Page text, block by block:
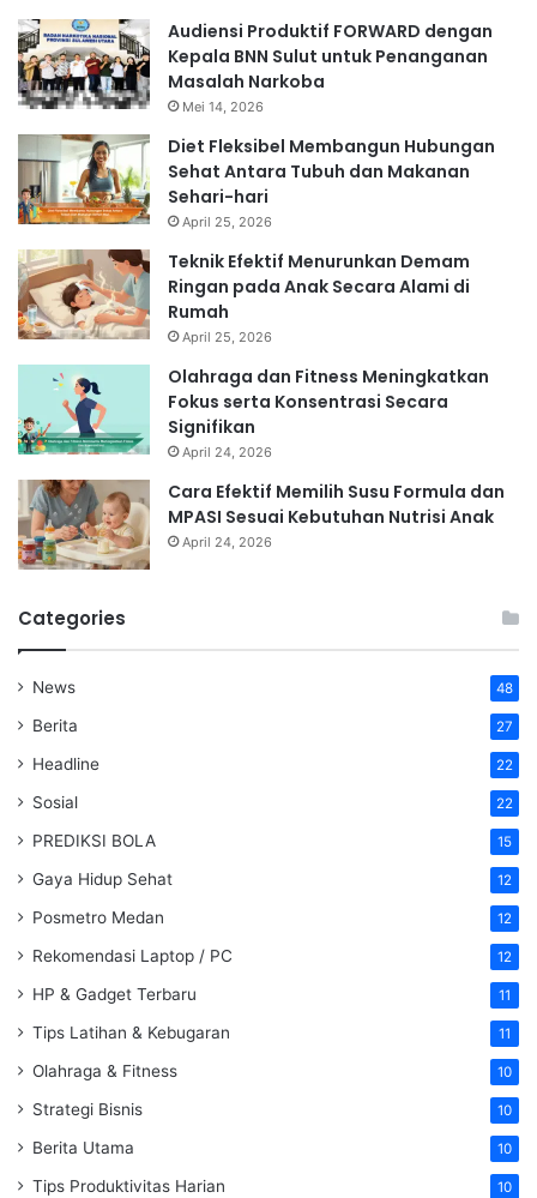
Audiensi Produktif FORWARD dengan
Kepala BNN Sulut untuk Penanganan
Masalah Narkoba
Mei 14, 2026
Diet Fleksibel Membangun Hubungan
Sehat Antara Tubuh dan Makanan
Sehari-hari
April 25, 2026
Teknik Efektif Menurunkan Demam
Ringan pada Anak Secara Alami di
Rumah
April 25, 2026
Olahraga dan Fitness Meningkatkan
Fokus serta Konsentrasi Secara
Signifikan
April 24, 2026
Cara Efektif Memilih Susu Formula dan
MPASI Sesuai Kebutuhan Nutrisi Anak
April 24, 2026
Categories
News 48
Berita 27
Headline 22
Sosial 22
PREDIKSI BOLA 15
Gaya Hidup Sehat 12
Posmetro Medan 12
Rekomendasi Laptop / PC 12
HP & Gadget Terbaru 11
Tips Latihan & Kebugaran 11
Olahraga & Fitness 10
Strategi Bisnis 10
Berita Utama 10
Tips Produktivitas Harian 10